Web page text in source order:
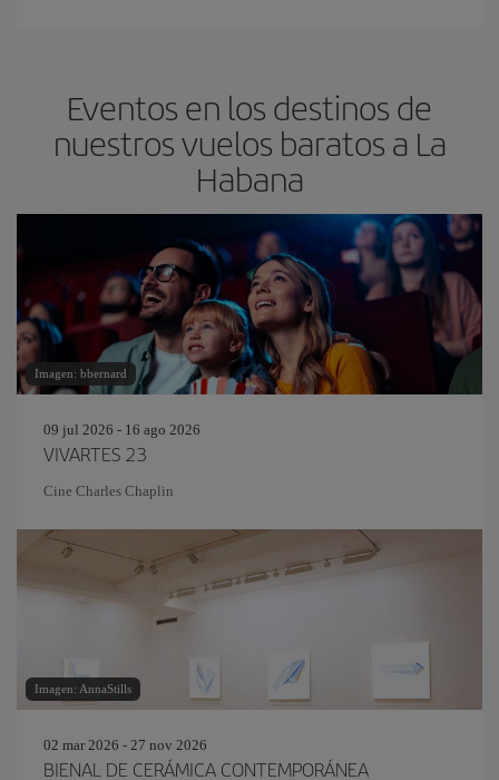
Eventos en los destinos de
nuestros vuelos baratos a La
Habana
Imagen: bbernard
09 jul 2026 - 16 ago 2026
VIVARTES 23
Cine Charles Chaplin
Imagen: AnnaStills
02 mar 2026 - 27 nov 2026
BIENAL DE CERÁMICA CONTEMPORÁNEA